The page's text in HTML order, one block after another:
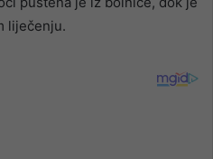
liječenju.